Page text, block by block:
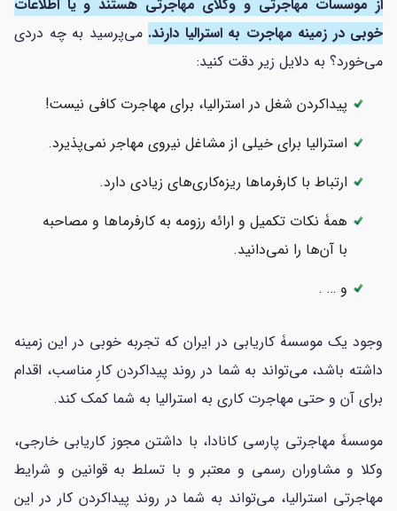
از موسسات مهاجرتی و وکلای مهاجرتی هستند و یا اطلاعات
خوبی در زمینه مهاجرت به استرالیا دارند. می‌پرسید به چه دردی
می‌خورد؟ به دلایل زیر دقت کنید:
پیداکردن شغل در استرالیا، برای مهاجرت کافی نیست!
استرالیا برای خیلی از مشاغل نیروی مهاجر نمی‌پذیرد.
ارتباط با کارفرماها ریزه‌کاری‌های زیادی دارد.
همۀ نکات تکمیل و ارائه رزومه به کارفرماها و مصاحبه
با آن‌ها را نمی‌دانید.
و … .
وجود یک موسسۀ کاریابی در ایران که تجربه خوبی در این زمینه
داشته باشد، می‌تواند به شما در روند پیداکردن کارِ مناسب، اقدام
برای آن و حتی مهاجرت کاری به استرالیا به شما کمک کند.
موسسۀ مهاجرتی پارسی کانادا، با داشتن مجوز کاریابی خارجی،
وکلا و مشاوران رسمی و معتبر و با تسلط به قوانین و شرایط
مهاجرتی استرالیا، می‌تواند به شما در روند پیداکردن کار در این